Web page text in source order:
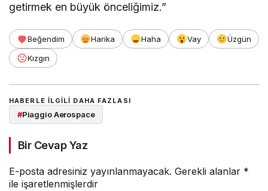
getirmek en büyük önceliğimiz.”
Beğendim Harika Haha Vay
Üzgün
Kızgın
HABERLE ILGILI DAHA FAZLASI
#Piaggio Aerospace
Bir Cevap Yaz
E-posta adresiniz yayınlanmayacak. Gerekli alanlar *
ile işaretlenmişlerdir